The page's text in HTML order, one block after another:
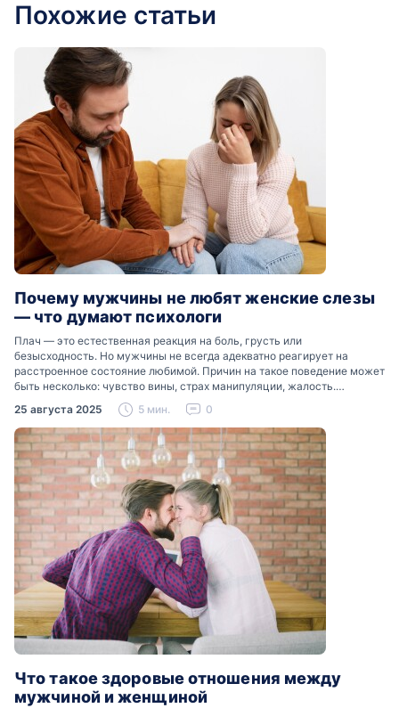
Похожие статьи
Почему мужчины не любят женские слезы
— что думают психологи
Плач — это естественная реакция на боль, грусть или
безысходность. Но мужчины не всегда адекватно реагирует на
расстроенное состояние любимой. Причин на такое поведение может
быть несколько: чувство вины, страх манипуляции, жалость.
Разобраться, почему мужчины боятся женских слез, помогут советы
психологов…
25 августа 2025 5 мин. 0
Что такое здоровые отношения между
мужчиной и женщиной